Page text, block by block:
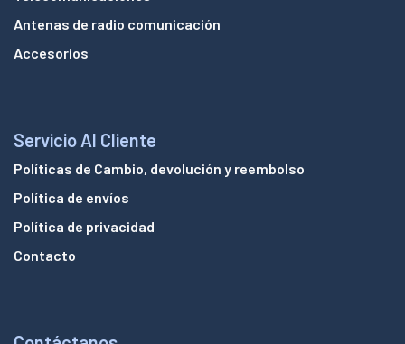
Antenas de radio comunicación
Accesorios
Servicio Al Cliente
Políticas de Cambio, devolución y reembolso
Política de envíos
Política de privacidad
Contacto